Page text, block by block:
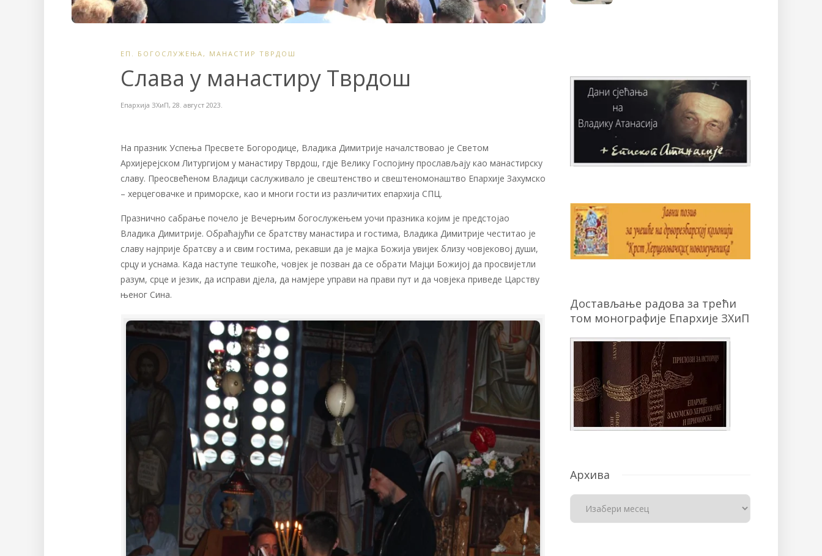
ЕП. БОГОСЛУЖЕЊА , МАНАСТИР ТВРДОШ
Слава у манастиру Тврдош
Епархија ЗХиП, 28. август 2023.
На празник Успења Пресвете Богородице, Владика Димитрије началствовао је Светом
Архијерејском Литургијом у манастиру Тврдош, гдје Велику Госпојину прослављају као манастирску
славу. Преосвећеном Владици саслуживало је свештенство и свештеномонаштво Епархије Захумско
– херцеговачке и приморске, као и многи гости из различитих епархија СПЦ.
Празнично сабрање почело је Вечерњим богослужењем уочи празника којим је предстојао
Владика Димитрије. Обраћајући се братству манастира и гостима, Владика Димитрије честитао је
славу најприје братсву а и свим гостима, рекавши да je мајка Божија увијек близу човјековој души,
срцу и уснама. Када наступе тешкоће, човјек је позван да се обрати Мајци Божијој да просвијетли
разум, срце и језик, да исправи дјела, да намјере управи на прави пут и да човјека приведе Царству
њеног Сина.
Достављање радова за трећи
том монографије Епархије ЗХиП
Архива